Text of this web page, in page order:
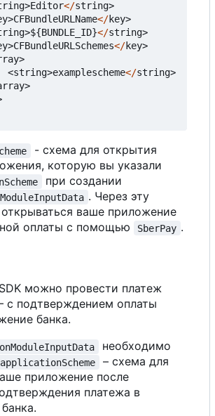
>Editor</string>
>CFBundleURLName</key>
>${BUNDLE_ID}</string>
>CFBundleURLSchemes</key>
>
<string>examplescheme</string>
>
- схема для открытия
которую вы указали
при создании
. Через эту
ваше приложение
оплаты с помощью
SberPay .
можно провести платеж
подтверждением оплаты
банка.
необходимо
applicationScheme
– схема для
приложение после
платежа в